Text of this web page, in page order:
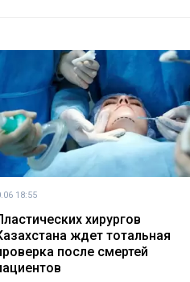
18:55
хирургов
ждет тотальная
после смертей